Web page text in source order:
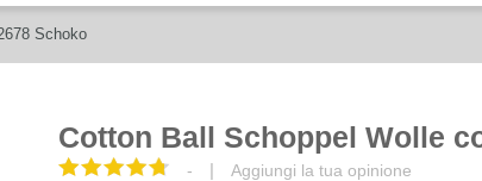
Schoko
Cotton Ball Schoppel Wolle
- | Aggiungi la tua opinione